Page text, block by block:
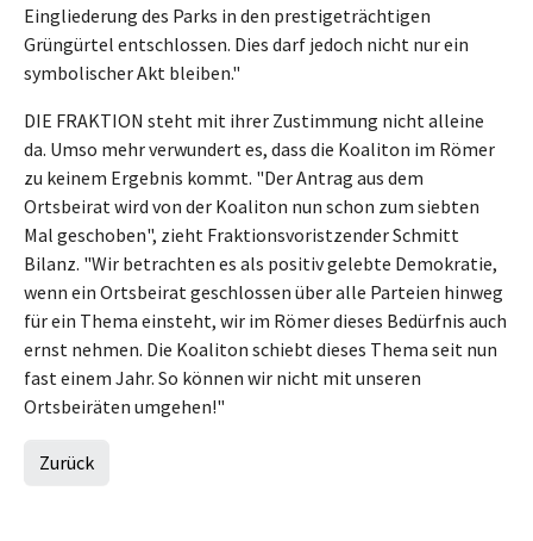
Eingliederung des Parks in den prestigeträchtigen
Grüngürtel entschlossen. Dies darf jedoch nicht nur ein
symbolischer Akt bleiben."
DIE FRAKTION steht mit ihrer Zustimmung nicht alleine
da. Umso mehr verwundert es, dass die Koaliton im Römer
zu keinem Ergebnis kommt. "Der Antrag aus dem
Ortsbeirat wird von der Koaliton nun schon zum siebten
Mal geschoben", zieht Fraktionsvoristzender Schmitt
Bilanz. "Wir betrachten es als positiv gelebte Demokratie,
wenn ein Ortsbeirat geschlossen über alle Parteien hinweg
für ein Thema einsteht, wir im Römer dieses Bedürfnis auch
ernst nehmen. Die Koaliton schiebt dieses Thema seit nun
fast einem Jahr. So können wir nicht mit unseren
Ortsbeiräten umgehen!"
Zurück